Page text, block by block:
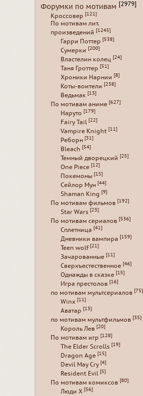
Форумки по мотивам [2979]
Кроссовер [121]
По мотивам лит.
произведений [1245]
Гарри Поттер [538]
Сумерки [200]
Властелин колец [24]
Таня Гроттер [51]
Хроники Нарнии [8]
Коты-воители [238]
Ведьмак [13]
По мотивам аниме [627]
Наруто [179]
Fairy Tail [22]
Vampire Knight [11]
Реборн [31]
Bleach [54]
Темный дворецкий [25]
One Piece [12]
Покемоны [15]
Сейлор Мун [44]
Shaman King [9]
По мотивам фильмов [192]
Star Wars [23]
По мотивам сериалов [536]
Сплетница [41]
Дневники вампира [159]
Teen wolf [21]
Зачарованные [11]
Сверхъестественное [46]
Однажды в сказке [15]
Игра престолов [16]
по мотивам мультсериалов [75]
Winx [11]
Аватар [13]
по мотивам мультфильмов [35]
Король Лев [20]
По мотивам игр [128]
The Elder Scrolls [19]
Dragon Age [15]
Devil May Cry [4]
Resident Evil [5]
По мотивам комиксов [80]
Люди Х [56]